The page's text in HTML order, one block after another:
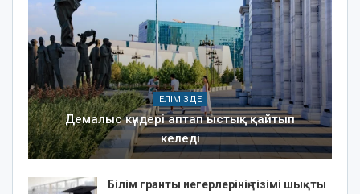
ЕЛІМІЗДЕ
Демалыс күндері аптап ыстық қайтып
келеді
Білім гранты иегерлерінің тізімі шықты